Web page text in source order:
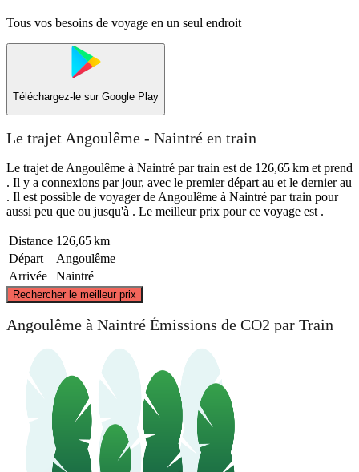
Tous vos besoins de voyage en un seul endroit
Téléchargez-le sur Google Play
Le trajet Angoulême - Naintré en train
Le trajet de Angoulême à Naintré par train est de 126,65 km et prend
. Il y a connexions par jour, avec le premier départ au et le dernier au
. Il est possible de voyager de Angoulême à Naintré par train pour
aussi peu que ou jusqu'à . Le meilleur prix pour ce voyage est .
Distance 126,65 km
Départ
Angoulême
Arrivée
Naintré
Rechercher le meilleur prix
Angoulême à Naintré Émissions de CO2 par Train